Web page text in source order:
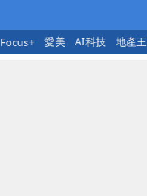
Focus+ 愛美 AI科技 地產王